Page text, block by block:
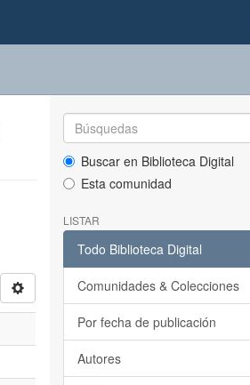
Buscar en Biblioteca Digital
Esta comunidad
LISTAR
Todo Biblioteca Digital
Comunidades & Colecciones
Por fecha de publicación
Autores